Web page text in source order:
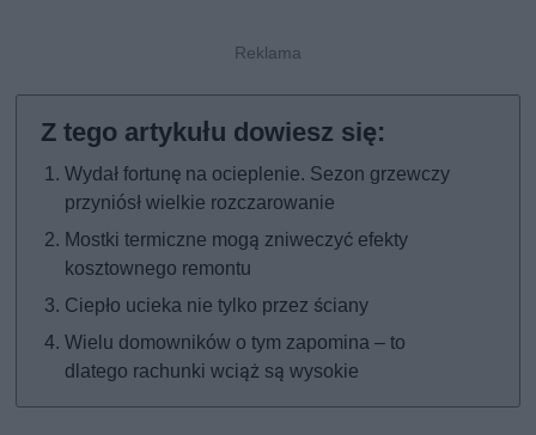
Wydał fortunę na ocieplenie. Sezon grzewczy
przyniósł wielkie rozczarowanie
Mostki termiczne mogą zniweczyć efekty
kosztownego remontu
Ciepło ucieka nie tylko przez ściany
Wielu domowników o tym zapomina – to
dlatego rachunki wciąż są wysokie